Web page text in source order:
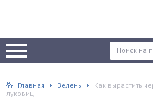
Главная Зелень
Как вырастить
луковиц